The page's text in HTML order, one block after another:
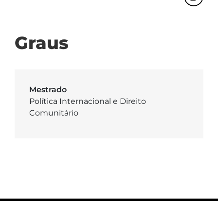
Graus
Mestrado
Política Internacional e Direito
Comunitário